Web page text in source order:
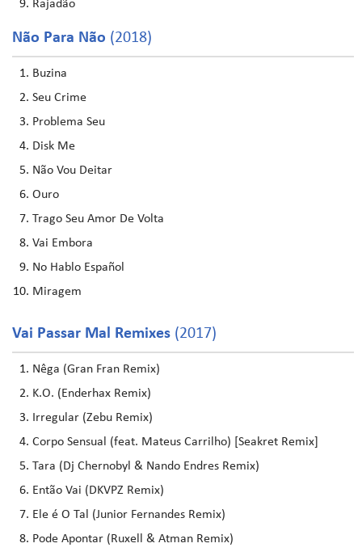
Rajadão
Não Para Não (2018)
Buzina
Seu Crime
Problema Seu
Disk Me
Não Vou Deitar
Ouro
Trago Seu Amor De Volta
Vai Embora
No Hablo Español
Miragem
Vai Passar Mal Remixes (2017)
Nêga (Gran Fran Remix)
K.O. (Enderhax Remix)
Irregular (Zebu Remix)
Corpo Sensual (feat. Mateus Carrilho) [Seakret Remix]
Tara (Dj Chernobyl & Nando Endres Remix)
Então Vai (DKVPZ Remix)
Ele é O Tal (Junior Fernandes Remix)
Pode Apontar (Ruxell & Atman Remix)